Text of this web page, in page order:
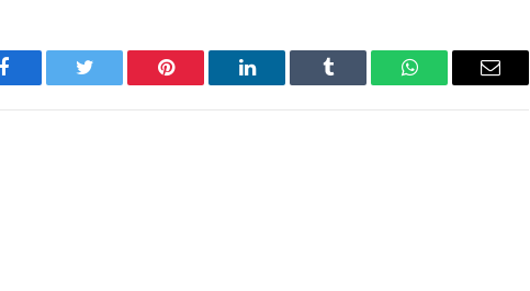
Facebook Twitter Pinterest LinkedIn Tumblr WhatsAppEmail